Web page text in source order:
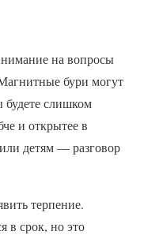
на вопросы
бури могут
будете слишком
и открытее в
детям — разговор
терпение.
в срок, но это